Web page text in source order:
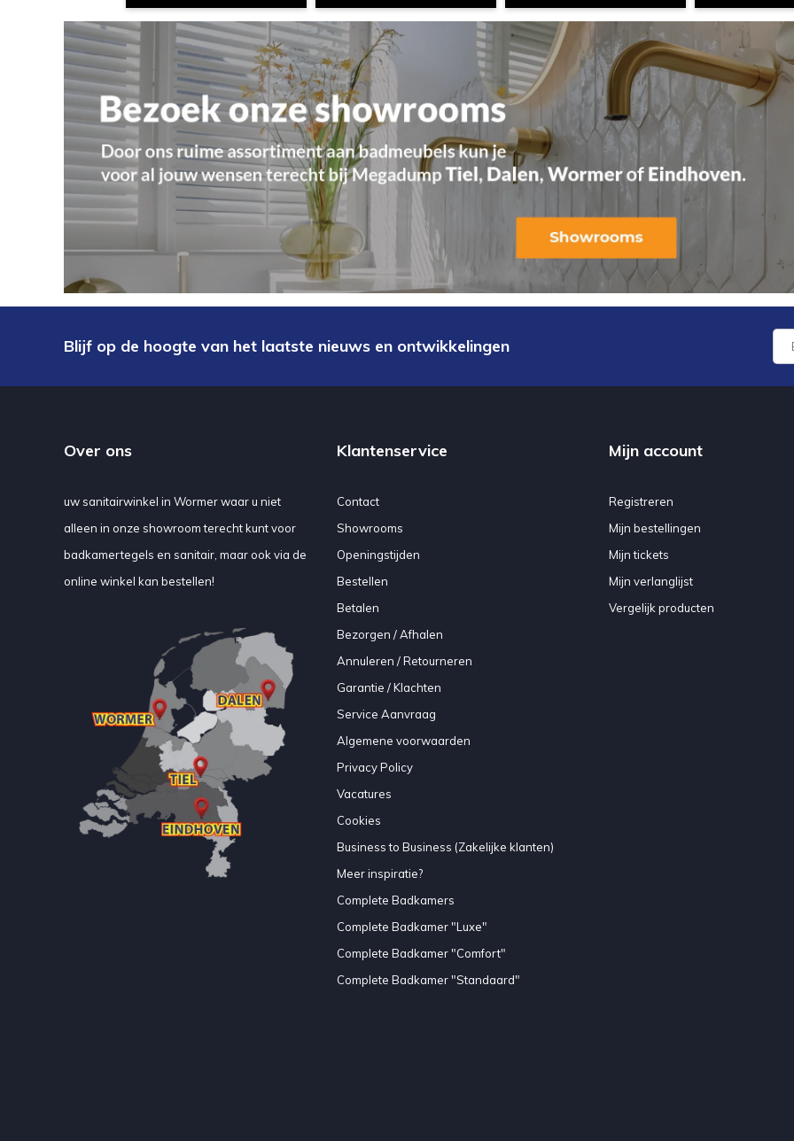
Blijf op de hoogte van het laatste nieuws en ontwikkelingen
Over ons
uw sanitairwinkel in Wormer waar u niet
alleen in onze showroom terecht kunt voor
badkamertegels en sanitair, maar ook via de
online winkel kan bestellen!
Klantenservice
Contact
Showrooms
Openingstijden
Bestellen
Betalen
Bezorgen / Afhalen
Annuleren / Retourneren
Garantie / Klachten
Service Aanvraag
Algemene voorwaarden
Privacy Policy
Vacatures
Cookies
Business to Business (Zakelijke klanten)
Meer inspiratie?
Complete Badkamers
Complete Badkamer "Luxe"
Complete Badkamer "Comfort"
Complete Badkamer "Standaard"
Mijn account
Registreren
Mijn bestellingen
Mijn tickets
Mijn verlanglijst
Vergelijk producten